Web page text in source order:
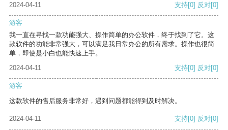
2024-04-11
支持[0] 反对[0]
游客
我一直在寻找一款功能强大、操作简单的办公软件，终于找到了它。这
款软件的功能非常强大，可以满足我日常办公的所有需求。操作也很简
单，即使是小白也能快速上手。
2024-04-11
支持[0] 反对[0]
游客
这款软件的售后服务非常好，遇到问题都能得到及时解决。
2024-04-11 支持[0] 反对[0]